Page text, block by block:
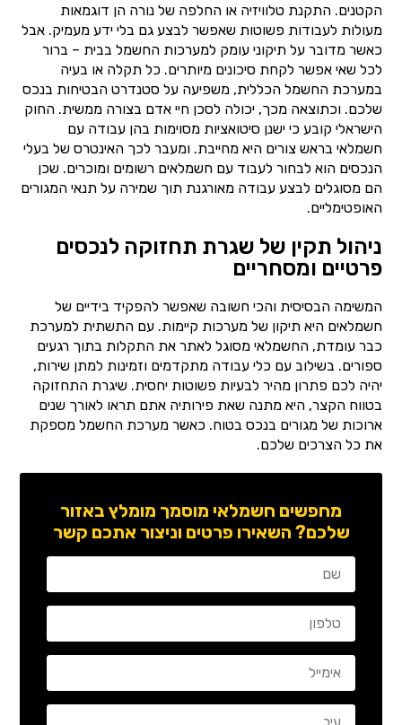
הקטנים. התקנת טלוויזיה או החלפה של נורה הן דוגמאות
מעולות לעבודות פשוטות שאפשר לבצע גם בלי ידע מעמיק. אבל
כאשר מדובר על תיקוני עומק למערכות החשמל בבית – ברור
לכל שאי אפשר לקחת סיכונים מיותרים. כל תקלה או בעיה
במערכת החשמל הכללית, משפיעה על סטנדרט הבטיחות בנכס
שלכם. וכתוצאה מכך, יכולה לסכן חיי אדם בצורה ממשית. החוק
הישראלי קובע כי ישנן סיטואציות מסוימות בהן עבודה עם
חשמלאי בראש צורים היא מחייבת. ומעבר לכך האינטרס של בעלי
הנכסים הוא לבחור לעבוד עם חשמלאים רשומים ומוכרים. שכן
הם מסוגלים לבצע עבודה מאורגנת תוך שמירה על תנאי המגורים
האופטימליים.
ניהול תקין של שגרת תחזוקה לנכסים
פרטיים ומסחריים
המשימה הבסיסית והכי חשובה שאפשר להפקיד בידיים של
חשמלאים היא תיקון של מערכות קיימות. עם התשתית למערכת
כבר עומדת, החשמלאי מסוגל לאתר את התקלות בתוך רגעים
ספורים. בשילוב עם כלי עבודה מתקדמים וזמינות למתן שירות,
יהיה לכם פתרון מהיר לבעיות פשוטות יחסית. שיגרת התחזוקה
בטווח הקצר, היא מתנה שאת פירותיה אתם תראו לאורך שנים
ארוכות של מגורים בנכס בטוח. כאשר מערכת החשמל מספקת
את כל הצרכים שלכם.
מחפשים חשמלאי מוסמך מומלץ באזור
שלכם? השאירו פרטים וניצור אתכם קשר